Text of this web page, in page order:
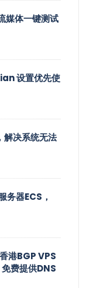
媒体一键测试
设置优先使
决系统无法
务器ECS，
港BGP VPS
费提供DNS